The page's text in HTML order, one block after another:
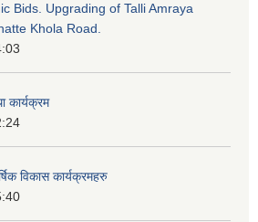
Bids. Upgrading of Talli Amraya
Khola Road.
कार्यक्रम
विकास कार्यक्रमहरु